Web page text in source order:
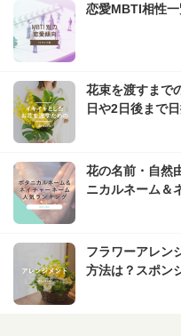
恋愛MBTI相性
花束を渡すまで
日や2日後まで
花の名前・自然
ニカルネーム＆
フラワーアレン
方法は？スポン